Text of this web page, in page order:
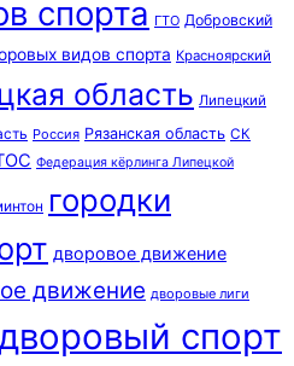
спорта ГТО Добровский
видов спорта Красноярский
область Липецкий
Россия Рязанская область СК
Федерация кёрлинга Липецкой
городки
дворовое движение
движение дворовые лиги
спорт